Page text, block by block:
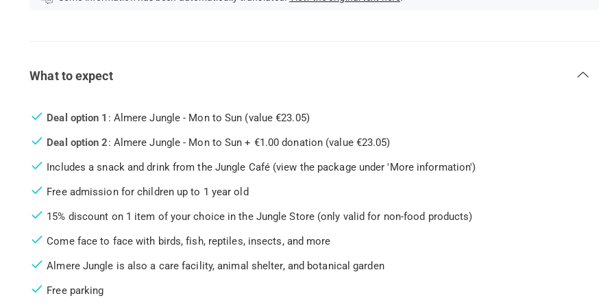
What to expect
Deal option 1 : Almere Jungle - Mon to Sun (value €23.05)
Deal option 2: Almere Jungle - Mon to Sun + €1.00 donation (value €23.05)
Includes a snack and drink from the Jungle Café (view the package under 'More information')
Free admission for children up to 1 year old
15% discount on 1 item of your choice in the Jungle Store (only valid for non-food products)
Come face to face with birds, fish, reptiles, insects, and more
Almere Jungle is also a care facility, animal shelter, and botanical garden
Free parking